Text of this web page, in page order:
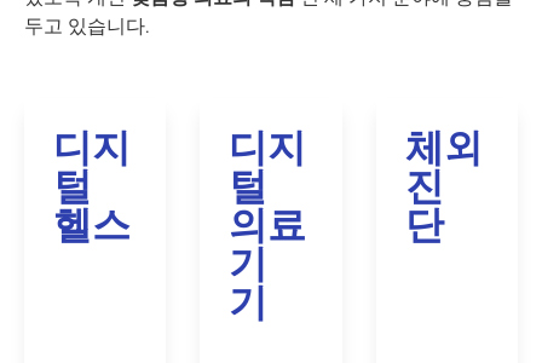
두고 있습니다.
디지
털
헬스
디지
털
의료
기
기
체외
진
단